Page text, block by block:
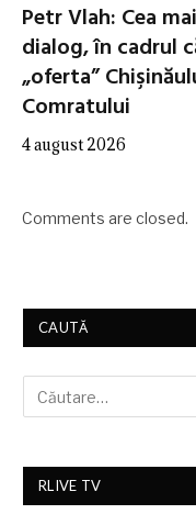
Petr Vlah: Cea
dialog, în cadrul
„oferta”
Comratului
4 august 2026
Comments are closed.
CAUTĂ
RLIVE TV